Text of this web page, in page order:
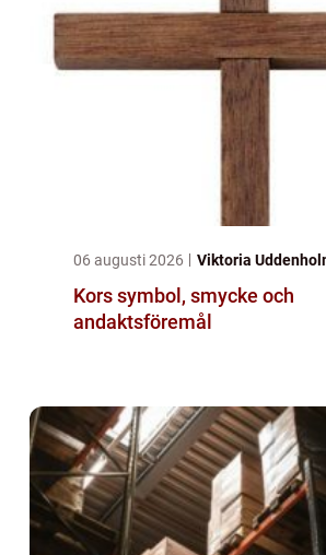
06 augusti 2026 Viktoria
Kors symbol, smycke och
andaktsföremål